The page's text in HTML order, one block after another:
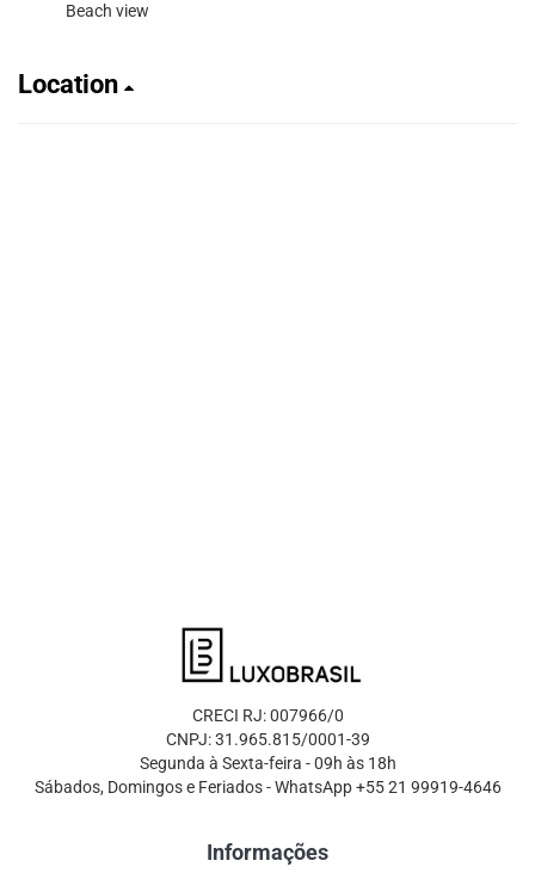
Beach view
Location
CRECI RJ: 007966/0
CNPJ: 31.965.815/0001-39
Segunda à Sexta-feira - 09h às 18h
Sábados, Domingos e Feriados - WhatsApp +55 21 99919-4646
Informações